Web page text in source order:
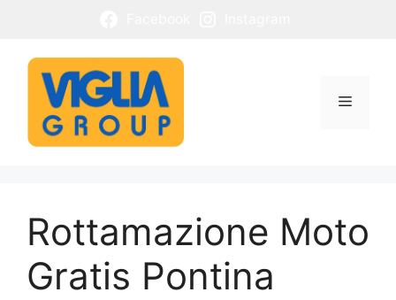
contenuto
Menu
Rottamazione Moto
Gratis Pontina